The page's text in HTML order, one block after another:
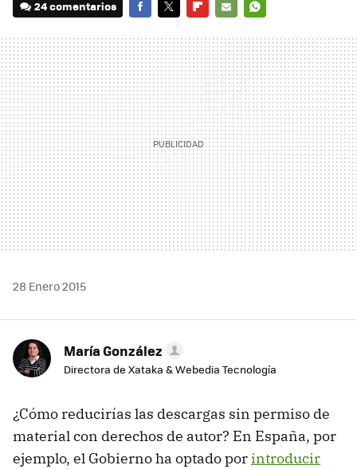
24 comentarios
MAIL
28 Enero 2015
María González
Directora de Xataka & Webedia Tecnología
¿Cómo reducirías las descargas sin permiso de
material con derechos de autor? En España, por
ejemplo, el Gobierno ha optado porintroducir